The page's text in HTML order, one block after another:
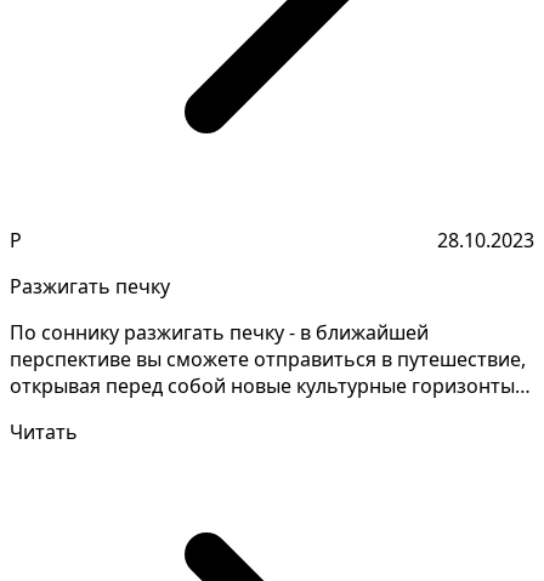
Р
28.10.2023
Разжигать печку
По соннику разжигать печку - в ближайшей
перспективе вы сможете отправиться в путешествие,
открывая перед собой новые культурные горизонты и
Читать